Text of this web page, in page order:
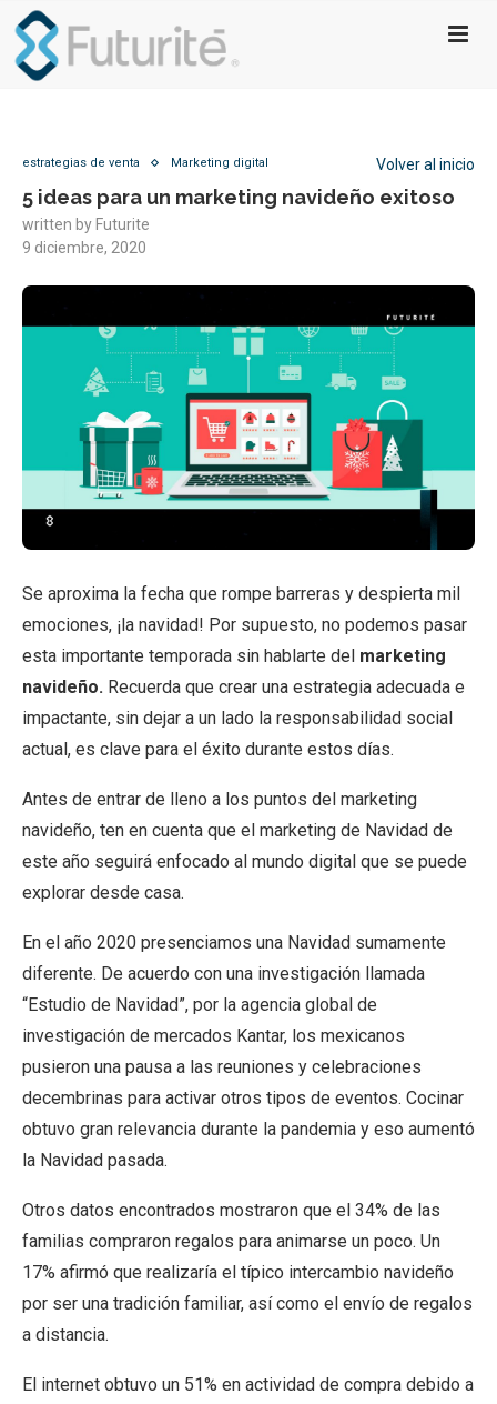
estrategias de venta Marketing digital Volver al inicio
5 ideas para un marketing navideño exitoso
written by Futurite
9 diciembre, 2020
Se aproxima la fecha que rompe barreras y despierta mil
emociones, ¡la navidad! Por supuesto, no podemos pasar
esta importante temporada sin hablarte del marketing
navideño. Recuerda que crear una estrategia adecuada e
impactante, sin dejar a un lado la responsabilidad social
actual, es clave para el éxito durante estos días.
Antes de entrar de lleno a los puntos del marketing
navideño, ten en cuenta que el marketing de Navidad de
este año seguirá enfocado al mundo digital que se puede
explorar desde casa.
En el año 2020 presenciamos una Navidad sumamente
diferente. De acuerdo con una investigación llamada
“Estudio de Navidad”, por la agencia global de
investigación de mercados Kantar, los mexicanos
pusieron una pausa a las reuniones y celebraciones
decembrinas para activar otros tipos de eventos. Cocinar
obtuvo gran relevancia durante la pandemia y eso aumentó
la Navidad pasada.
Otros datos encontrados mostraron que el 34% de las
familias compraron regalos para animarse un poco. Un
17% afirmó que realizaría el típico intercambio navideño
por ser una tradición familiar, así como el envío de regalos
a distancia.
El internet obtuvo un 51% en actividad de compra debido a